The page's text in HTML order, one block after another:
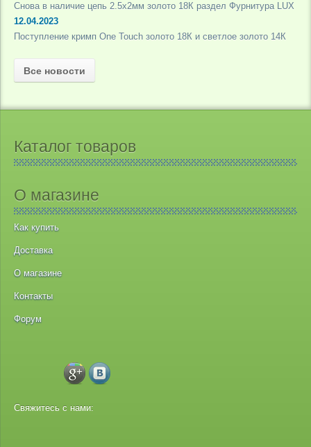
Снова в наличие цепь 2.5х2мм золото 18К раздел Фурнитура LUX
12.04.2023
Поступление кримп One Touch золото 18К и светлое золото 14К
Все новости
Каталог товаров
О магазине
Как купить
Доставка
О магазине
Контакты
Форум
Свяжитесь с нами: